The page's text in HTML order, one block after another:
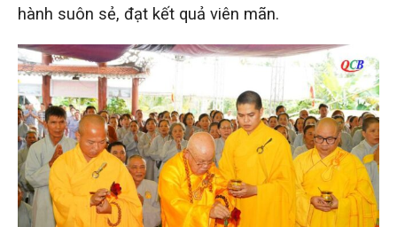
hành suôn sẻ, đạt kết quả viên mãn.